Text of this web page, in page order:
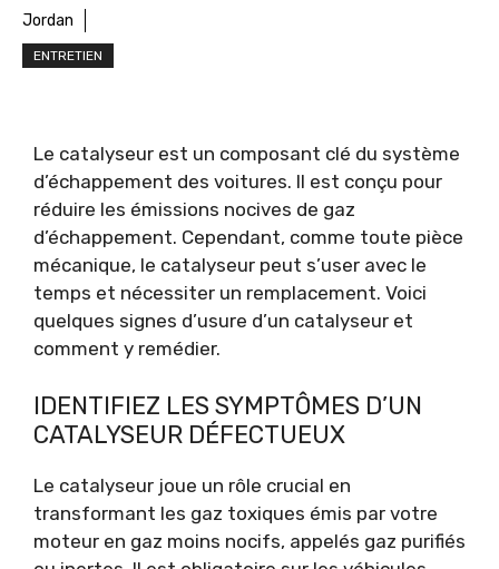
Jordan
ENTRETIEN
Le catalyseur est un composant clé du système
d’échappement des voitures. Il est conçu pour
réduire les émissions nocives de gaz
d’échappement. Cependant, comme toute pièce
mécanique, le catalyseur peut s’user avec le
temps et nécessiter un remplacement. Voici
quelques signes d’usure d’un catalyseur et
comment y remédier.
IDENTIFIEZ LES SYMPTÔMES D’UN
CATALYSEUR DÉFECTUEUX
Le catalyseur joue un rôle crucial en
transformant les gaz toxiques émis par votre
moteur en gaz moins nocifs, appelés gaz purifiés